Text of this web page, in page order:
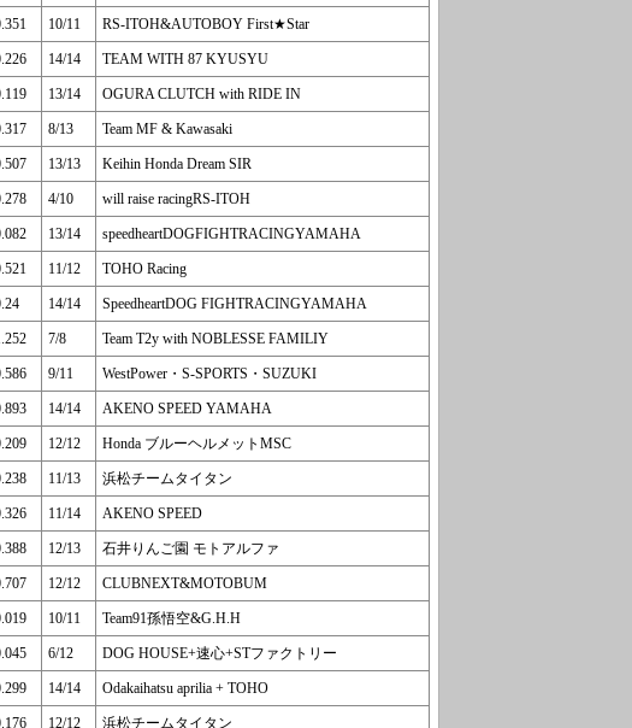
10/11 RS-ITOH&AUTOBOY First★Star
14/14 TEAM WITH 87 KYUSYU
13/14 OGURA CLUTCH with RIDE IN
8/13 Team MF & Kawasaki
13/13 Keihin Honda Dream SIR
4/10 will raise racingRS-ITOH
13/14 speedheartDOGFIGHTRACINGYAMAHA
11/12 TOHO Racing
14/14 SpeedheartDOG FIGHTRACINGYAMAHA
7/8 Team T2y with NOBLESSE FAMILIY
9/11 WestPower・S-SPORTS・SUZUKI
14/14 AKENO SPEED YAMAHA
12/12 Honda ブルーヘルメットMSC
11/13 浜松チームタイタン
11/14 AKENO SPEED
12/13 石井りんご園 モトアルファ
12/12 CLUBNEXT&MOTOBUM
10/11 Team91孫悟空&G.H.H
6/12 DOG HOUSE+速心+STファクトリー
14/14 Odakaihatsu aprilia + TOHO
12/12 浜松チームタイタン